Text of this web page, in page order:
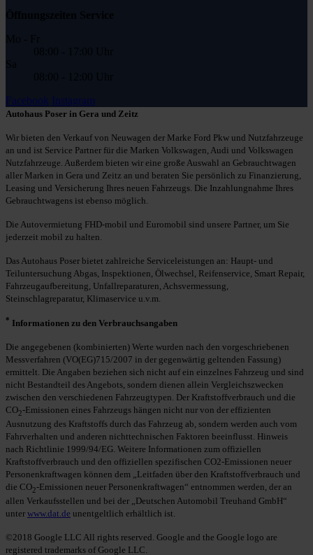
Öffnungszeiten Service
Mo - Fr
08:00 - 17:00 Uhr
Sa
08:00 - 12:00 Uhr
Facebook Instagram
Autohaus Poser in Gera und Zeitz
Wir bieten den Verkauf von Neuwagen der Marke Ford Pkw und Nutzfahrzeuge
an und ist Service Partner für die Marken Volkswagen, Audi und Volkswagen
Nutzfahrzeuge. Außerdem bieten wir eine große Auswahl an Gebrauchtwagen
aller Marken in Gera und Zeitz an und beraten Sie persönlich zu Finanzierung,
Leasing und Versicherung Ihres neuen Fahrzeugs. Die Inzahlungnahme Ihres
Gebrauchtwagens ist ebenso möglich.
Die Autovermietung FHD-mobil und Euromobil sind unsere Partner, um Sie
jederzeit mobil zu halten.
Das Autohaus Poser bietet zahlreiche Serviceleistungen an: Haupt- und
Teiluntersuchung Abgas, Inspektionen, Ölwechsel, Reifenservice, Smart Repair,
Fahrzeugaufbereitung, Unfallreparaturen, Achsvermessung,
Steinschlagreparatur, Klimaservice u.v.m.
* Informationen zu den Verbrauchsangaben
Die angegebenen (kombinierten) Werte wurden nach den vorgeschriebenen
Messverfahren (VO(EG)715/2007 in der gegenwärtig geltenden Fassung)
ermittelt. Die Angaben beziehen sich nicht auf ein einzelnes Fahrzeug und sind
nicht Bestandteil des Angebots, sondern dienen allein Vergleichszwecken
zwischen den verschiedenen Fahrzeugtypen. Der Kraftstoffverbrauch und die
CO2-Emissionen eines Fahrzeugs hängen nicht nur von der effizienten
Ausnutzung des Kraftstoffs durch das Fahrzeug ab, sondern werden auch vom
Fahrverhalten und anderen nichttechnischen Faktoren beeinflusst. Hinweis
nach Richtlinie 1999/94/EG. Weitere Informationen zum offiziellen
Kraftstoffverbrauch und den offiziellen spezifischen CO2-Emissionen neuer
Personenkraftwagen können dem „Leitfaden über den Kraftstoffverbrauch und
die CO2-Emissionen neuer Personenkraftwagen“ entnommen werden, der an
allen Verkaufsstellen und bei der „Deutschen Automobil Treuhand GmbH“
unter www.dat.de unentgeltlich erhältlich ist.
©2018 Google LLC All rights reserved. Google and the Google logo are
registered trademarks of Google LLC.